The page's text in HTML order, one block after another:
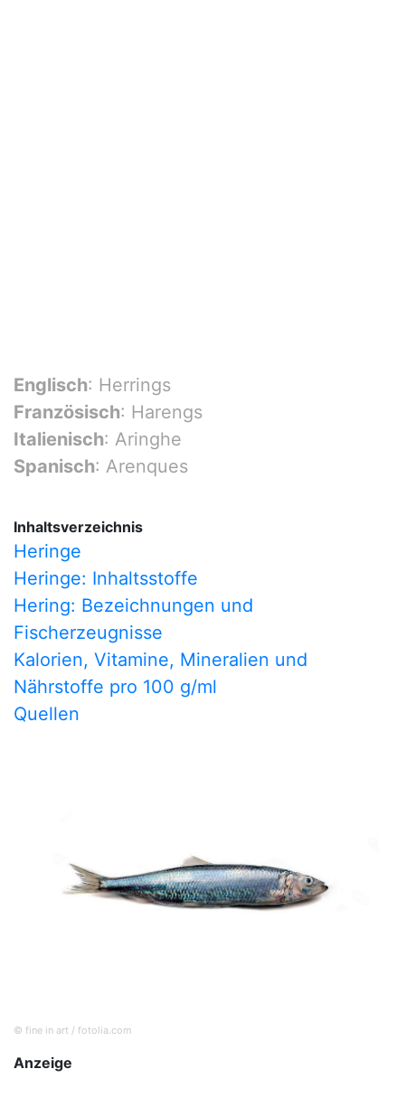
Englisch: Herrings
Französisch: Harengs
Italienisch: Aringhe
Spanisch: Arenques
Inhaltsverzeichnis
Heringe
Heringe: Inhaltsstoffe
Hering: Bezeichnungen und
Fischerzeugnisse
Kalorien, Vitamine, Mineralien und
Nährstoffe pro 100 g/ml
Quellen
© fine in art / fotolia.com
Anzeige